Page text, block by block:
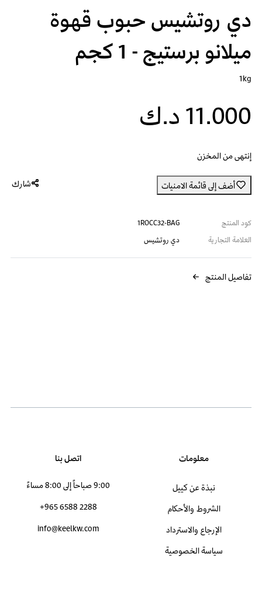
دي روتشيس حبوب قهوة
ميلانو برستيج - 1 كجم
1kg
11.000 د.ك
إنتهى من المخزن
أضف إلى قائمة الامنيات شارك
كود المنتج
1ROCC32-BAG
العلامة التجارية
دي روتشيس
تفاصيل المنتج
معلومات
نبذة عن كييل
الشروط والأحكام
الإرجاع والاسترداد
سياسة الخصوصية
اتصل بنا
9:00 صباحاً إلى 8:00 مساءً
+965 6588 2288
info@keelkw.com